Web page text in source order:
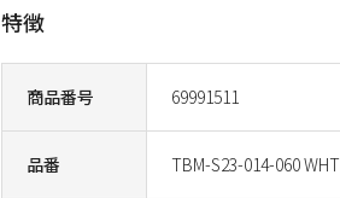
商品番号 69991511
品番 TBM-S23-014-060 WHT
特徴